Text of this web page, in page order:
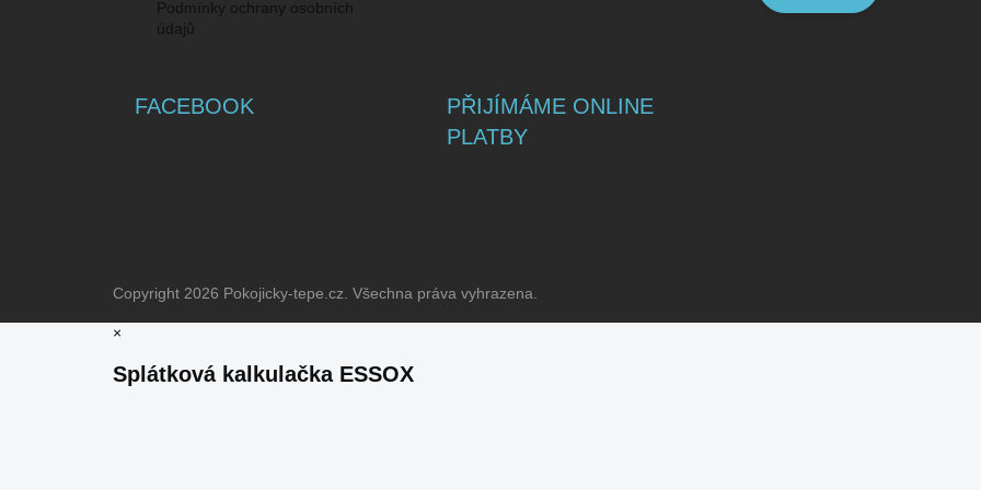
Podmínky ochrany osobních
údajů
FACEBOOK
PŘIJÍMÁME ONLINE
PLATBY
Copyright 2026 Pokojicky-tepe.cz . Všechna práva vyhrazena.
×
Splátková kalkulačka ESSOX